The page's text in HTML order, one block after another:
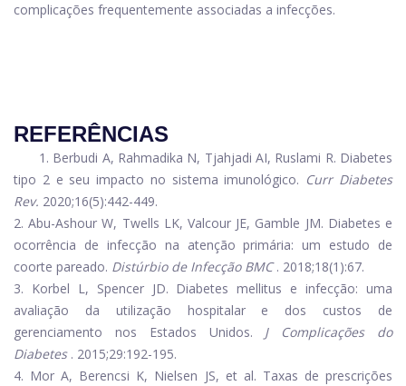
complicações frequentemente associadas a infecções.
REFERÊNCIAS
1. Berbudi A, Rahmadika N, Tjahjadi AI, Ruslami R. Diabetes
tipo 2 e seu impacto no sistema imunológico. Curr Diabetes
Rev. 2020;16(5):442-449.
2. Abu-Ashour W, Twells LK, Valcour JE, Gamble JM. Diabetes e
ocorrência de infecção na atenção primária: um estudo de
coorte pareado. Distúrbio de Infecção BMC. 2018;18(1):67.
3. Korbel L, Spencer JD. Diabetes mellitus e infecção: uma
avaliação da utilização hospitalar e dos custos de
gerenciamento nos Estados Unidos. J Complicações do
Diabetes. 2015;29:192-195.
4. Mor A, Berencsi K, Nielsen JS, et al. Taxas de prescrições